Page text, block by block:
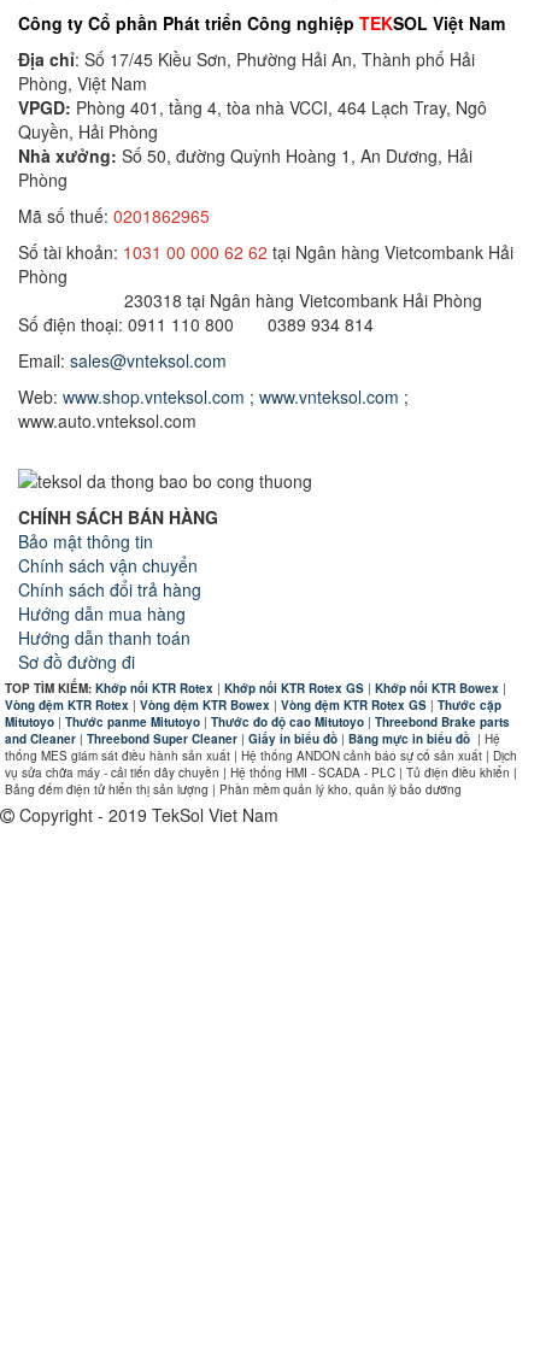
Công ty Cổ phần Phát triển Công nghiệp TEKSOL Việt Nam
Địa chỉ: Số 17/45 Kiều Sơn, Phường Hải An, Thành phố Hải
Phòng, Việt Nam
VPGD: Phòng 401, tầng 4, tòa nhà VCCI, 464 Lạch Tray, Ngô
Quyền, Hải Phòng
Nhà xưởng: Số 50, đường Quỳnh Hoàng 1, An Dương, Hải
Phòng
Mã số thuế: 0201862965
Số tài khoản: 1031 00 000 62 62 tại Ngân hàng Vietcombank Hải
Phòng
230318 tại Ngân hàng Vietcombank Hải Phòng
Số điện thoại: 0911 110 800 0389 934 814
Email: sales@vnteksol.com
Web: www.shop.vnteksol.com ; www.vnteksol.com ;
www.auto.vnteksol.com
CHÍNH SÁCH BÁN HÀNG
Bảo mật thông tin
Chính sách vận chuyển
Chính sách đổi trả hàng
Hướng dẫn mua hàng
Hướng dẫn thanh toán
Sơ đồ đường đi
TOP TÌM KIẾM:Khớp nối KTR Rotex |Khớp nối KTR Rotex GS |Khớp nối KTR Bowex |
Vòng đệm KTR Rotex | Vòng đệm KTR Bowex |Vòng đệm KTR Rotex GS |Thước cặp
Mitutoyo |Thước panme Mitutoyo |Thước đo độ cao Mitutoyo |Threebond Brake parts
and Cleaner |Threebond Super Cleaner |Giấy in biểu đồ |Băng mực in biểu đồ | Hệ
thống MES giám sát điều hành sản xuất | Hệ thống ANDON cảnh báo sự cố sản xuất | Dịch
vụ sửa chữa máy - cải tiến dây chuyền | Hệ thống HMI - SCADA - PLC | Tủ điện điều khiển |
Bảng đếm điện tử hiển thị sản lượng | Phần mềm quản lý kho, quản lý bảo dưỡng
Copyright - 2019 TekSol Viet Nam